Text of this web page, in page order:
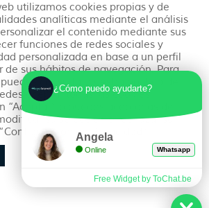
TAILANDIA
playas de Tailandia
utilizamos cookies propias y de
analíticas mediante el análisis
el contenido mediante sus
funciones de redes sociales y
personalizada en base a un perfil
de sus hábitos de navegación. Para
consultar nuestra política de
aceptar todas las cookies
“Aceptar” o puedes aceptarlas de
su selección o rechazar su
de Privacidad”.
¿Cómo puedo ayudarte?
Angela
Online Whatsapp
Free Widget by ToChat.be